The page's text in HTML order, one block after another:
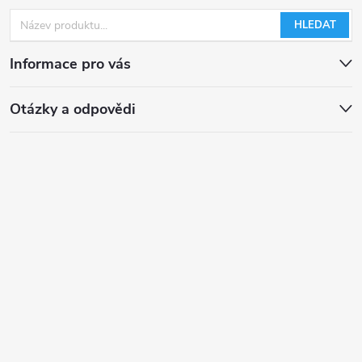
HLEDAT
Informace pro vás
Otázky a odpovědi